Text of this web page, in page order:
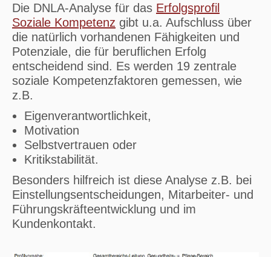
Die DNLA-Analyse für das Erfolgsprofil
Soziale Kompetenz gibt u.a. Aufschluss über
die natürlich vorhandenen Fähigkeiten und
Potenziale, die für beruflichen Erfolg
entscheidend sind. Es werden 19 zentrale
soziale Kompetenzfaktoren gemessen, wie
z.B.
Eigenverantwortlichkeit,
Motivation
Selbstvertrauen oder
Kritikstabilität.
Besonders hilfreich ist diese Analyse z.B. bei
Einstellungsentscheidungen, Mitarbeiter- und
Führungskräfteentwicklung und im
Kundenkontakt.